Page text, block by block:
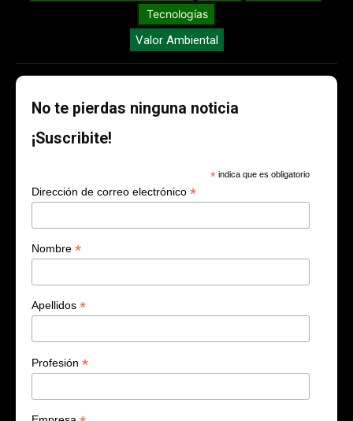
Parques Nacionales
Precios de Productos Forestales
Pueblos Originarios
Reservas Naturales Privadas
Salud
Tecnologías
Valor Ambiental
No te pierdas ninguna noticia
¡Suscribite!
Dirección de correo electrónico*
Nombre*
Apellidos*